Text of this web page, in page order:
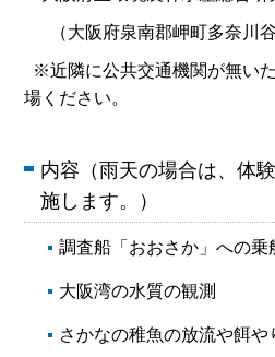
（大阪府泉南郡岬町多奈川谷
※近隣に公共交通機関が無い
場ください。
内容（雨天の場合は、体
施します。）
調査船「おおさか」への乗
大阪湾の水質の観測
さかなの稚魚の放流や餌